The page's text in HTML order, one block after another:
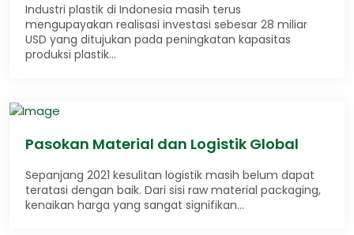
Industri plastik di Indonesia masih terus
mengupayakan realisasi investasi sebesar 28 miliar
USD yang ditujukan pada peningkatan kapasitas
produksi plastik…
Pasokan Material dan Logistik Global
Sepanjang 2021 kesulitan logistik masih belum dapat
teratasi dengan baik. Dari sisi raw material packaging,
kenaikan harga yang sangat signifikan…